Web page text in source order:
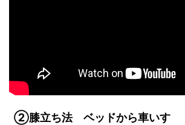
②膝立ち法 ベッドから車いす